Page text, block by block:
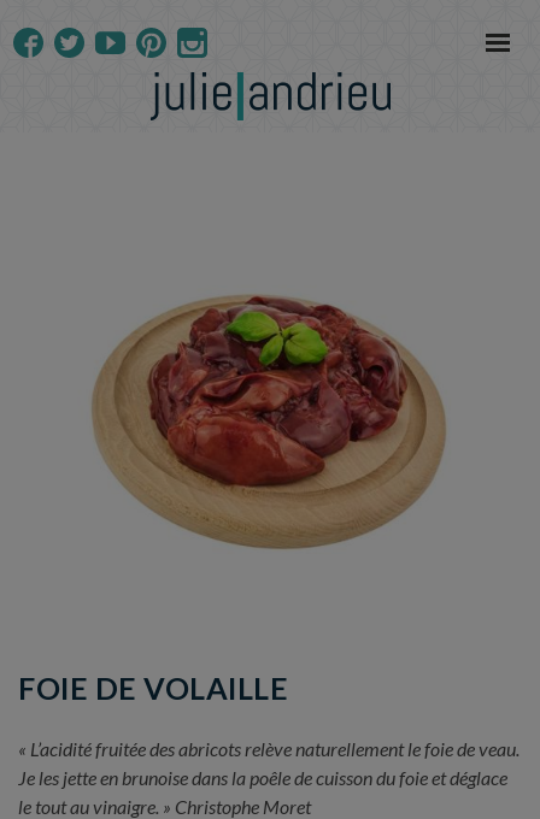
FOIE DE VOLAILLE
« L’acidité fruitée des abricots relève naturellement le foie de veau.
Je les jette en brunoise dans la poêle de cuisson du foie et déglace
le tout au vinaigre. » Christophe Moret